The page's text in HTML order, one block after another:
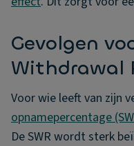
Gevolgen
Withdrawal
Voor wie leeft van zijn
opnamepercentage
De SWR wordt sterk